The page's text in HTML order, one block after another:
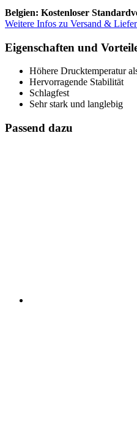
Belgien: Kostenloser
Weitere Infos zu Versand &
Eigenschaften und
Höhere Drucktemperatur
Hervorragende Stabilität
Schlagfest
Sehr stark und langlebig
Passend dazu